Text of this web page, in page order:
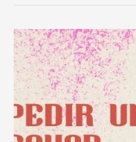
difuntos:
y
bonitas,
consuelo
en
momentos
difíciles